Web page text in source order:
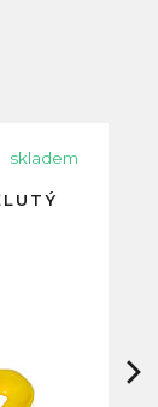
skladem